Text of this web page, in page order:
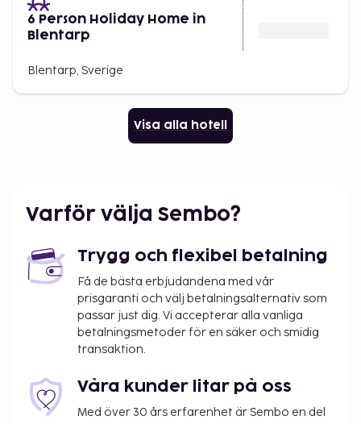
6 Person Holiday Home in
Blentarp
Blentarp, Sverige
Visa alla hotell
Varför välja Sembo?
Trygg och flexibel betalning
Få de bästa erbjudandena med vår
prisgaranti och välj betalningsalternativ som
passar just dig. Vi accepterar alla vanliga
betalningsmetoder för en säker och smidig
transaktion.
Våra kunder litar på oss
Med över 30 års erfarenhet är Sembo en del